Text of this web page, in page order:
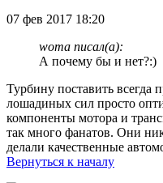
07 фев 2017 18:20
woma писал(а):
А почему бы и нет?:)
Турбину поставить всегда
лошадиных сил просто
компоненты мотора и
так много фанатов. Они
делали качественные
Вернуться к началу